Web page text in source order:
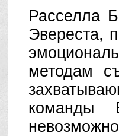
Расселла
Эвереста,
методам
команды